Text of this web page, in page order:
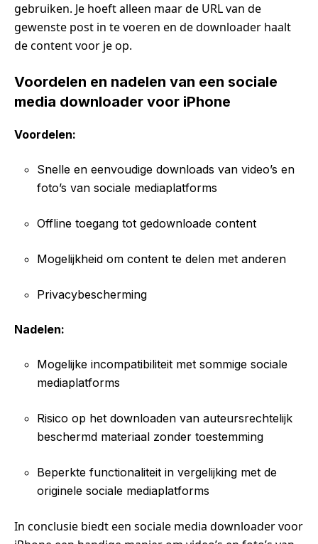
gebruiken. Je hoeft alleen maar de URL van de
gewenste post in te voeren en de downloader haalt
de content voor je op.
Voordelen en nadelen van een sociale
media downloader voor iPhone
Voordelen:
Snelle en eenvoudige downloads van video’s en
foto’s van sociale mediaplatforms
Offline toegang tot gedownloade content
Mogelijkheid om content te delen met anderen
Privacybescherming
Nadelen:
Mogelijke incompatibiliteit met sommige sociale
mediaplatforms
Risico op het downloaden van auteursrechtelijk
beschermd materiaal zonder toestemming
Beperkte functionaliteit in vergelijking met de
originele sociale mediaplatforms
In conclusie biedt een sociale media downloader voor